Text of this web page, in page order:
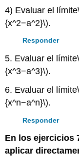
4) Evaluar el límite
{x^2−a^2}\).
Responder
5. Evaluar el límite
{x^3−a^3}\).
6. Evaluar el límite
{x^n−a^n}\).
Responder
En los ejercicios
aplicar